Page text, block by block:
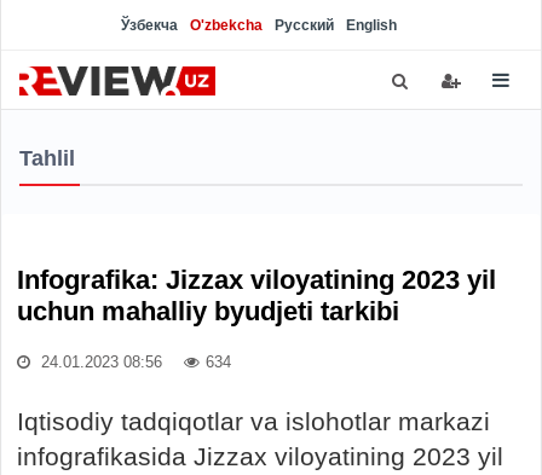
Ўзбекча O'zbekcha Русский English
Tahlil
Infografika: Jizzax viloyatining 2023 yil
uchun mahalliy byudjeti tarkibi
24.01.2023 08:56 634
Iqtisodiy tadqiqotlar va islohotlar markazi
infografikasida Jizzax viloyatining 2023 yil